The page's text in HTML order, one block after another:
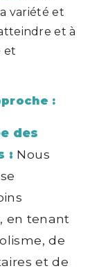
variété et
et à
et
:
des
: Nous
en tenant
de
et de